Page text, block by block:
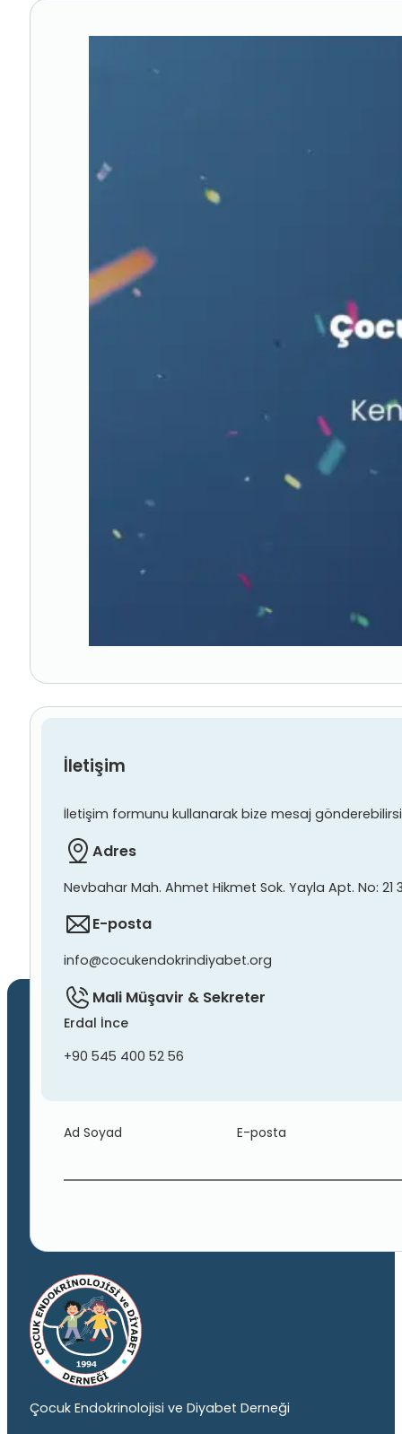
İletişim
İletişim formunu kullanarak bize mesaj
Adres
Nevbahar Mah. Ahmet Hikmet Sok. Yayla Apt. No: 21
E-posta
info@cocukendokrindiyabet.org
Mali Müşavir & Sekreter
Erdal İnce
+90 545 400 52 56
Ad Soyad E-posta
Çocuk Endokrinolojisi ve Diyabet Derneği